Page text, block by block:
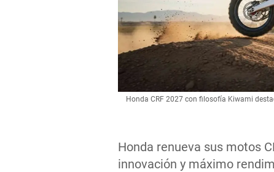
Honda renueva sus motos
innovación y máximo
Honda CRF 2027 con filosofía Kiwami